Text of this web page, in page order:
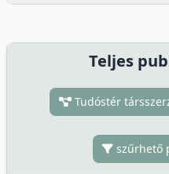
Teljes
Tudóstér
szűrhető